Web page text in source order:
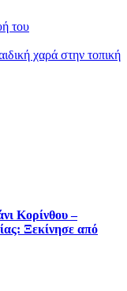
του
χαρά στην τοπική
Κορίνθου –
Ξεκίνησε από